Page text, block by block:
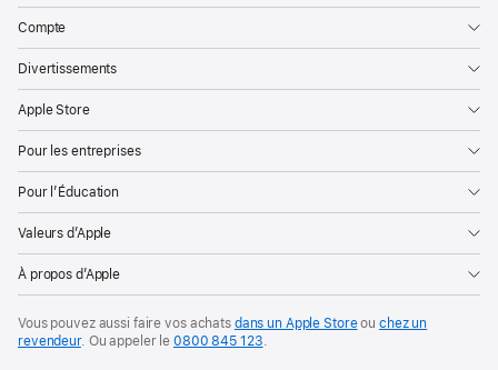
Compte
Divertissements
Apple Store
Pour les entreprises
Pour l’Éducation
Valeurs d’Apple
À propos d’Apple
Vous pouvez aussi faire vos achats dans un Apple Storeouchez un
revendeur. Ouappeler le0800 845 123.